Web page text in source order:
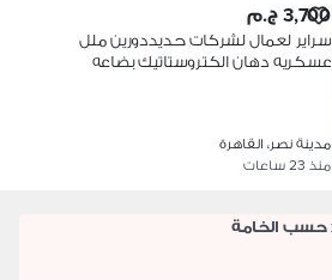
3,700 ج.م
سراير لعمال لشركات حديددورين ملل
عسكريه دهان الكتروستاتيك بضاعه
مدينة نصر، القاهرة
منذ 23 ساعات